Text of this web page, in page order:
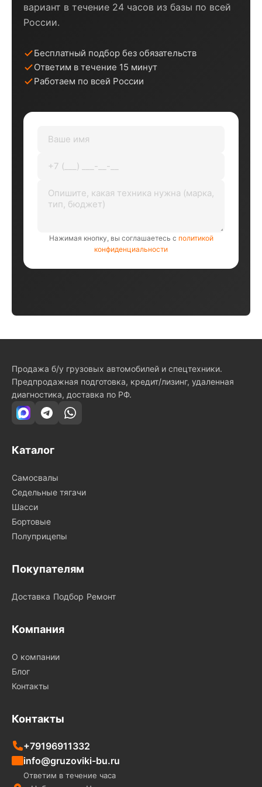
вариант в течение 24 часов из базы по всей
России.
Бесплатный подбор без обязательств
Ответим в течение 15 минут
Работаем по всей России
Нажимая кнопку, вы соглашаетесь с политикой
конфиденциальности
Продажа б/у грузовых автомобилей и спецтехники.
Предпродажная подготовка, кредит/лизинг, удаленная
диагностика, доставка по РФ.
Каталог
Самосвалы
Седельные тягачи
Шасси
Бортовые
Полуприцепы
Покупателям
Доставка Подбор Ремонт
Компания
О компании
Блог
Контакты
Контакты
+79196911332
info@gruzoviki-bu.ru
Ответим в течение часа